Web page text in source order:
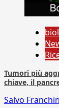
Tumori più
chiave, il
Salvo